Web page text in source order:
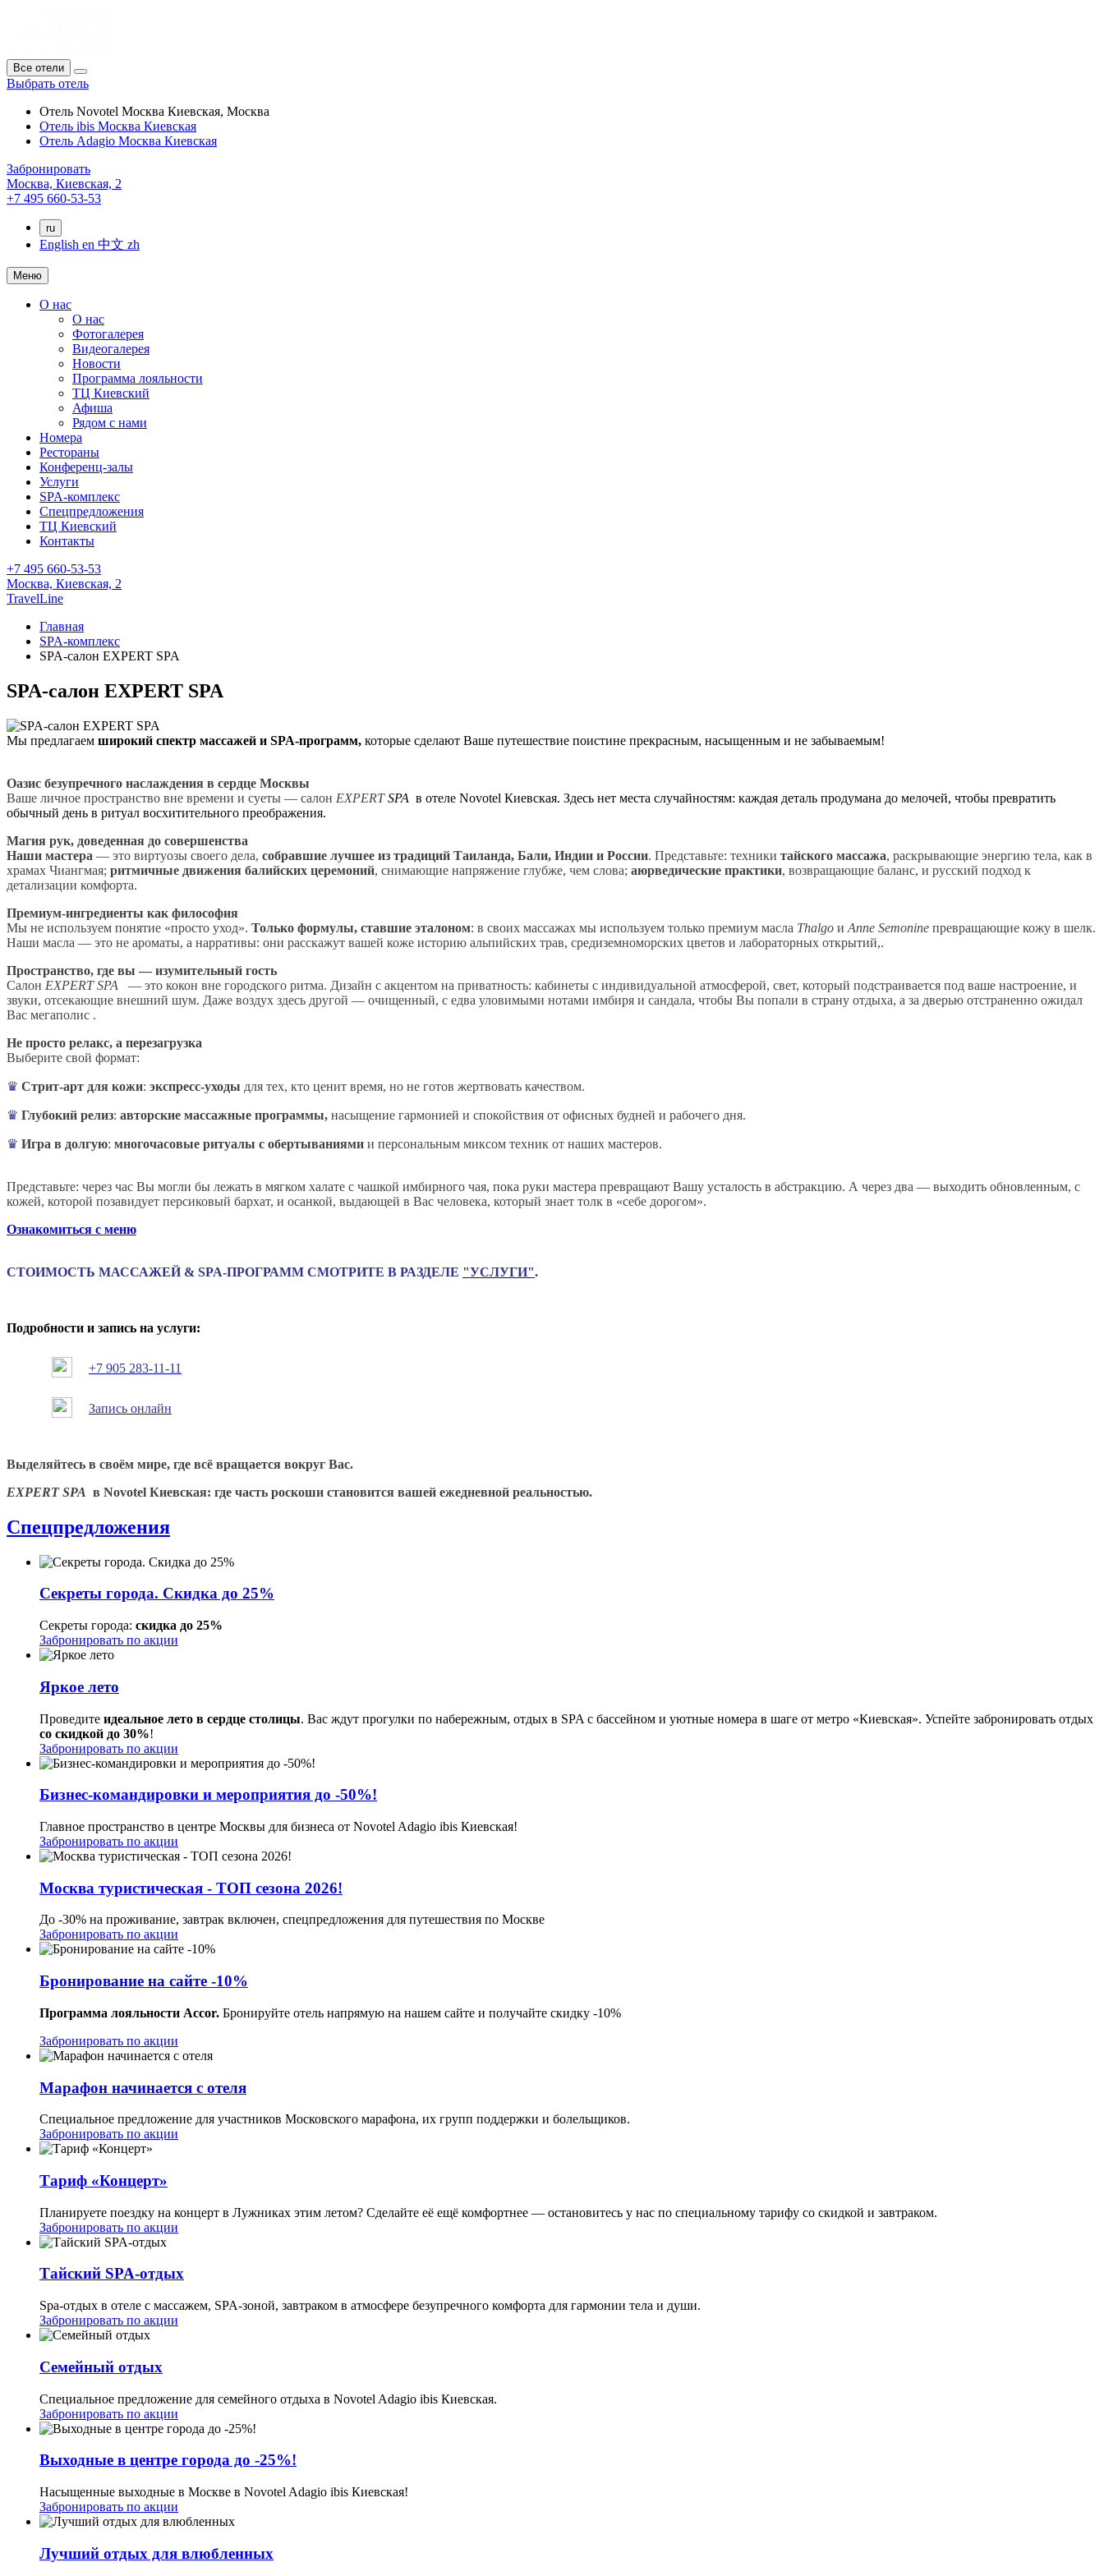
Все отели
Выбрать отель
Отель Novotel Москва Киевская, Москва
Отель ibis Москва Киевская
Отель Adagio Москва Киевская
Забронировать
Москва, Киевская, 2
+7 495 660-53-53
ru
English en 中文 zh
Меню
О нас
О нас
Фотогалерея
Видеогалерея
Новости
Программа лояльности
ТЦ Киевский
Афиша
Рядом с нами
Номера
Рестораны
Конференц-залы
Услуги
SPA-комплекс
Спецпредложения
ТЦ Киевский
Контакты
+7 495 660-53-53
Москва, Киевская, 2
TravelLine
Главная
SPA-комплекс
SPA-салон EXPERT SPA
SPA-салон EXPERT SPA
Мы предлагаем широкий спектр массажей и SPA-программ, которые сделают Ваше путешествие поистине прекрасным, насыщенным и не забываемым!
Оазис безупречного наслаждения в сердце Москвы
Ваше личное пространство вне времени и суеты — салон EXPERTSPA в отеле Novotel Киевская. Здесь нет места случайностям: каждая деталь продумана до мелочей, чтобы превратить
обычный день в ритуал восхитительного преображения.
Магия рук, доведенная до совершенства
Наши мастера — это виртуозы своего дела, собравшие лучшее из традиций Таиланда, Бали, Индии и России. Представьте: техники тайского массажа, раскрывающие энергию тела, как в
храмах Чиангмая; ритмичные движения балийских церемоний, снимающие напряжение глубже, чем слова; аюрведические практики, возвращающие баланс, и русский подход к
детализации комфорта.
Премиум-ингредиенты как философия
Мы не используем понятие «просто уход». Только формулы, ставшие эталоном: в своих массажах мы используем только премиум масла Thalgo и Anne Semonine превращающие кожу в шелк.
Наши масла — это не ароматы, а нарративы: они расскажут вашей коже историю альпийских трав, средиземноморских цветов и лабораторных открытий,.
Пространство, где вы — изумительный гость
Салон EXPERTSPA
— это кокон вне городского ритма. Дизайн с акцентом на приватность: кабинеты с индивидуальной атмосферой, свет, который подстраивается под ваше настроение, и
звуки, отсекающие внешний шум. Даже воздух здесь другой — очищенный, с едва уловимыми нотами имбиря и сандала, чтобы Вы попали в страну отдыха, а за дверью отстраненно ожидал
Вас мегаполис .
Не просто релакс, а перезагрузка
Выберите свой формат:
♛ Стрит-арт для кожи: экспресс-уходы для тех, кто ценит время, но не готов жертвовать качеством.
♛ Глубокий релиз: авторские массажные программы, насыщение гармонией и спокойствия от офисных будней и рабочего дня.
♛ Игра в долгую: многочасовые ритуалы с обертываниями и персональным миксом техник от наших мастеров.
Представьте: через час Вы могли бы лежать в мягком халате с чашкой имбирного чая, пока руки мастера превращают Вашу усталость в абстракцию. А через два — выходить обновленным, с
кожей, которой позавидует персиковый бархат, и осанкой, выдающей в Вас человека, который знает толк в «себе дорогом».
Ознакомиться с меню
СТОИМОСТЬ МАССАЖЕЙ & SPA-ПРОГРАММ СМОТРИТЕ В РАЗДЕЛЕ "УСЛУГИ".
Подробности и запись на услуги:
+7 905 283-11-11
Запись онлайн
Выделяйтесь в своём мире, где всё вращается вокруг Вас.
EXPERTSPA в Novotel Киевская: где часть роскоши становится вашей ежедневной реальностью.
Спецпредложения
Секреты города. Скидка до 25%
Секреты города: скидка до 25%
Забронировать по акции
Яркое лето
Проведите идеальное лето в сердце столицы. Вас ждут прогулки по набережным, отдых в SPA с бассейном и уютные номера в шаге от метро «Киевская». Успейте забронировать отдых
со скидкой до 30%!
Забронировать по акции
Бизнес-командировки и мероприятия до -50%!
Главное пространство в центре Москвы для бизнеса от Novotel Adagio ibis Киевская!
Забронировать по акции
Москва туристическая - ТОП сезона 2026!
До -30% на проживание, завтрак включен, спецпредложения для путешествия по Москве
Забронировать по акции
Бронирование на сайте -10%
Программа лояльности Accor. Бронируйте отель напрямую на нашем сайте и получайте скидку -10%
Забронировать по акции
Марафон начинается с отеля
Специальное предложение для участников Московского марафона, их групп поддержки и болельщиков.
Забронировать по акции
Тариф «Концерт»
Планируете поездку на концерт в Лужниках этим летом? Сделайте её ещё комфортнее — остановитесь у нас по специальному тарифу со скидкой и завтраком.
Забронировать по акции
Тайский SPA-отдых
Spa-отдых в отеле с массажем, SPA-зоной, завтраком в атмосфере безупречного комфорта для гармонии тела и души.
Забронировать по акции
Семейный отдых
Специальное предложение для семейного отдыха в Novotel Adagio ibis Киевская.
Забронировать по акции
Выходные в центре города до -25%!
Насыщенные выходные в Москве в Novotel Adagio ibis Киевская!
Забронировать по акции
Лучший отдых для влюбленных